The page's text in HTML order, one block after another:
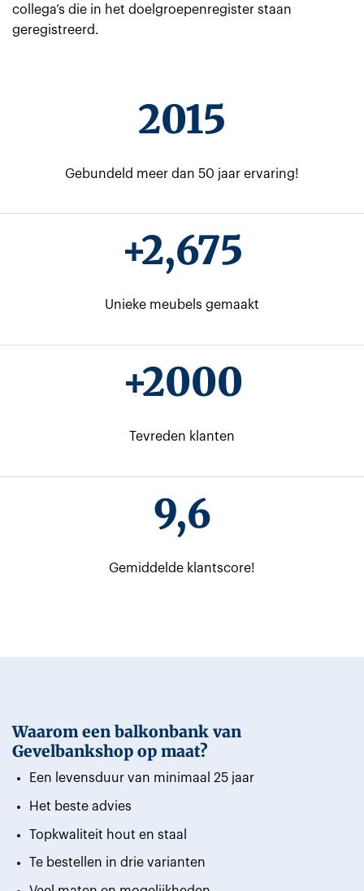
collega’s die in het doelgroepenregister staan
geregistreerd.
2015
Gebundeld meer dan 50 jaar ervaring!
+2,675
Unieke meubels gemaakt
+2000
Tevreden klanten
9,6
Gemiddelde klantscore!
Waarom een balkonbank van
Gevelbankshop op maat?
Een levensduur van minimaal 25 jaar
Het beste advies
Topkwaliteit hout en staal
Te bestellen in drie varianten